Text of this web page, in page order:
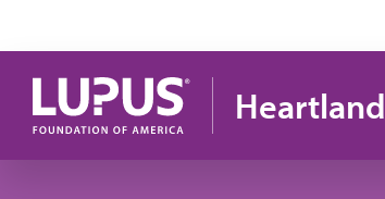
Heartland